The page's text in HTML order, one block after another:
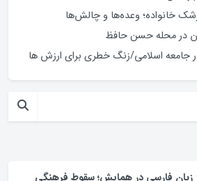
خدمات به شرکت های دانش بنیان
ها نیست
جامعه اسلامی/زنگ خطری برای ارزش ها